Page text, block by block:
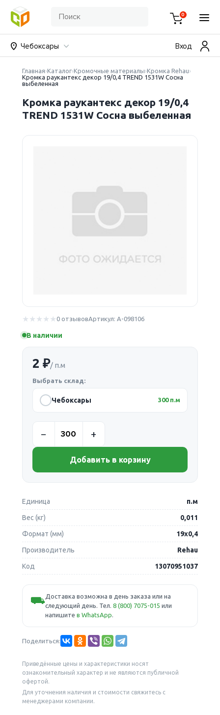
0
Чебоксары Вход
Главная Каталог Кромочные материалы Кромка Rehau
Кромка раукантекс декор 19/0,4 TREND 1531W Сосна
выбеленная
Кромка раукантекс декор 19/0,4
TREND 1531W Сосна выбеленная
0 отзывовАртикул: А-098106
В наличии
2 ₽/ п.м
Выбрать склад:
Чебоксары 300 п.м
Добавить в корзину
Единица п.м
Вес (кг) 0,011
Формат (мм) 19х0,4
Производитель Rehau
Код 13070951037
⛟Доставка возможна в день заказа или на
следующий день. Тел. 8 (800) 7075-015 или
напишите в WhatsApp.
Поделиться:
Приведённые цены и характеристики носят
ознакомительный характер и не являются публичной
офертой.
Для уточнения наличия и стоимости свяжитесь с
менеджерами компании.